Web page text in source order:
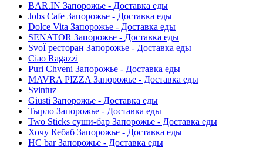
BAR.IN Запорожье - Доставка еды
Jobs Cafe Запорожье - Доставка еды
Dolce Vita Запорожье - Доставка еды
SENATOR Запорожье - Доставка еды
SvoЇ ресторан Запорожье - Доставка еды
Ciao Ragazzi
Puri Chveni Запорожье - Доставка еды
MAVRA PIZZA Запорожье - Доставка еды
Svintuz
Giusti Запорожье - Доставка еды
Тырло Запорожье - Доставка еды
Two Sticks суши-бар Запорожье - Доставка еды
Хочу Кебаб Запорожье - Доставка еды
HC bar Запорожье - Доставка еды